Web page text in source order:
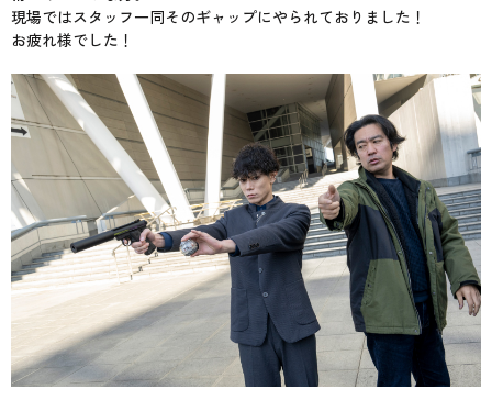
現場ではスタッフ一同そのギャップにやられておりました！
お疲れ様でした！